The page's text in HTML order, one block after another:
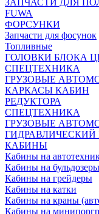
ЗАПЧАСТИ ДЛЯ
FUWA
ФОРСУНКИ
Запчасти для фосунок
Топливные
ГОЛОВКИ БЛОКА
СПЕЦТЕХНИКА
ГРУЗОВЫЕ
КАРКАСЫ КАБИН
РЕДУКТОРА
СПЕЦТЕХНИКА
ГРУЗОВЫЕ
ГИДРАВЛИЧЕСКИЙ
КАБИНЫ
Кабины на
Кабины на бульдозеры
Кабины на грейдеры
Кабины на катки
Кабины на краны
Кабины на